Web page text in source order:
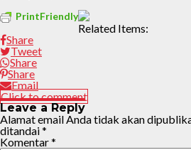
PrintFriendly
Related Items:
Share
Tweet
Share
Share
Email
Click to comment
Leave a Reply
Alamat email Anda tidak akan
ditandai*
Komentar*